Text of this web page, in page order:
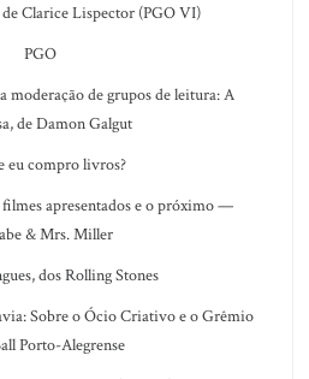
Clarice Lispector (PGO VI)
PGO
moderação de grupos de leitura: A
de Damon Galgut
eu compro livros?
apresentados e o próximo —
& Mrs. Miller
dos Rolling Stones
Sobre o Ócio Criativo e o Grêmio
Porto-Alegrense